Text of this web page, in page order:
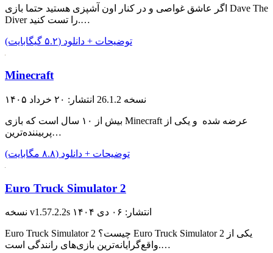
اگر عاشق غواصی و در کنار اون آشپزی هستید حتما بازی Dave The
Diver را تست کنید.…
توضیحات + دانلود (۵.۲ گیگابایت)
Minecraft
نسخه 26.1.2 انتشار: ۲۰ خرداد ۱۴۰۵
بیش از ۱۰ سال است که بازی Minecraft عرضه شده و یکی از
پربیننده‌ترین…
توضیحات + دانلود (۸.۸ مگابایت)
Euro Truck Simulator 2
نسخه v1.57.2.2s انتشار: ۰۶ دی ۱۴۰۴
Euro Truck Simulator 2 چیست؟ Euro Truck Simulator 2 یکی از
واقع‌گرایانه‌ترین بازی‌های رانندگی ‌است.…